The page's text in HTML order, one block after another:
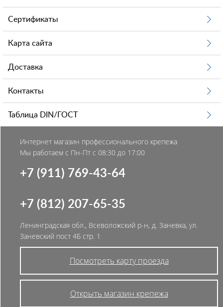
Сертификаты
Карта сайта
Доставка
Контакты
Таблица DIN/ГОСТ
Интернет магазин профессионального крепежа
Мы работаем с Пн-Пт с 08:30 до 17:00
+7 (911) 769-43-64
+7 (812) 207-65-35
Ленинградская обл., Всеволожский р-н, д. Заневка, ул.
Заневский пост 4Б стр. 1
Посмотреть карту проезда
Открыть магазин крепежа